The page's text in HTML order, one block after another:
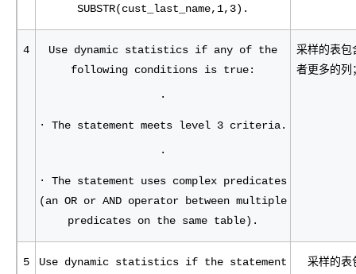
SUBSTR(cust_last_name,1,3).
4
Use dynamic statistics if any of the
following conditions is true:
·
· The statement meets level 3 criteria.
·
· The statement uses complex predicates
(an OR or AND operator between multiple
predicates on the same table).
采样的表
者更多的列
5
Use dynamic statistics if the statement
采样的表